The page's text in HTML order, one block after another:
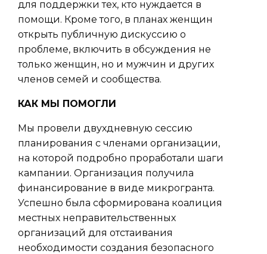
для поддержки тех, кто нуждается в
помощи. Кроме того, в планах женщин
открыть публичную дискуссию о
проблеме, включить в обсуждения не
только женщин, но и мужчин и других
членов семей и сообщества.
КАК МЫ ПОМОГЛИ
Мы провели двухдневную сессию
планирования с членами организации,
на которой подробно проработали шаги
кампании. Организация получила
финансирование в виде микрогранта.
Успешно была сформирована коалиция
местных неправительственных
организаций для отстаивания
необходимости создания безопасного